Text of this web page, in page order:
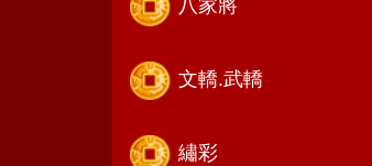
八家將
文轎.武轎
繡彩